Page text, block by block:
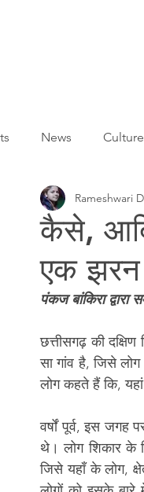
News Culture
Agriculture Covid-19
Weather Freedom
कैसे,
एक झरन
Rameshwari
पंकज बांकिरा द्वारा
छत्तीसगढ़ की
सा गांव है, जिसे
लोग कहते हैं कि, यहां
वर्षों पूर्व, इस
थे। लोग शिकार के
जिसे यहाँ के लोग,